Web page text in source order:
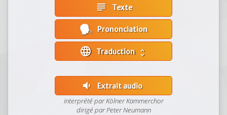
subject Texte
Prononciation
language unfold_more
volume_down
Extrait audio
interprété par Kölner Kammerchor
dirigé par Peter Neumann